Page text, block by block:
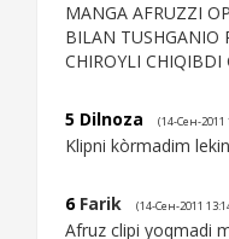
MANGA AFRUZZI
BILAN TUSHGANIO
CHIROYLI CHIQIBDI
5 Dilnoza (14-Сен-2011
Klipni kòrmadim
6 Farik (14-Сен-2011
Afruz clipi yoqmadi